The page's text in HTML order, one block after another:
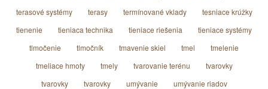
terasové systémy
terasy termínované vklady
tesniace krúžky
tienenie
tieniaca technika tieniace riešenia
tieniace systémy
tlmočenie
tlmočník tmavenie skiel tmel
tmelenie
tmeliace hmoty
tmely tvarovanie terénu
tvarovky
tvarovky
tvarovky umývanie
umývanie riadov